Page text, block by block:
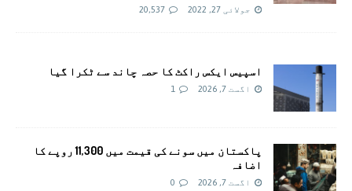
جولائی 27, 2022 20,537
اسپیس ایکس راکٹ کا حصہ چاند سے ٹکرا گیا
اگست 7, 2026 1
پاکستان میں سونے کی قیمت میں 11,300 روپے کا
اضافہ
اگست 7, 2026 0